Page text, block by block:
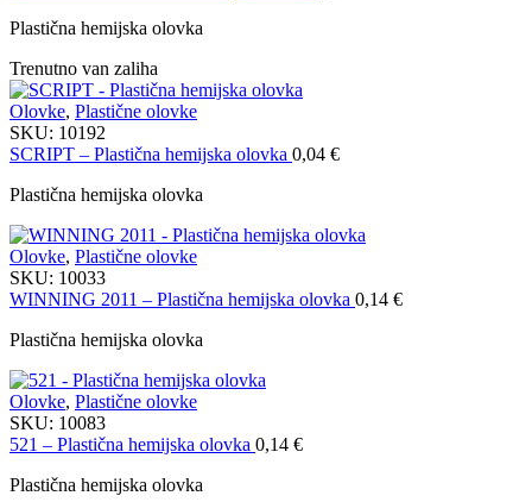
Plastična hemijska olovka
Trenutno van zaliha
Olovke, Plastične olovke
SKU: 10192
SCRIPT – Plastična hemijska olovka 0,04 €
Plastična hemijska olovka
Olovke, Plastične olovke
SKU: 10033
WINNING 2011 – Plastična hemijska olovka 0,14 €
Plastična hemijska olovka
Olovke, Plastične olovke
SKU: 10083
521 – Plastična hemijska olovka 0,14 €
Plastična hemijska olovka